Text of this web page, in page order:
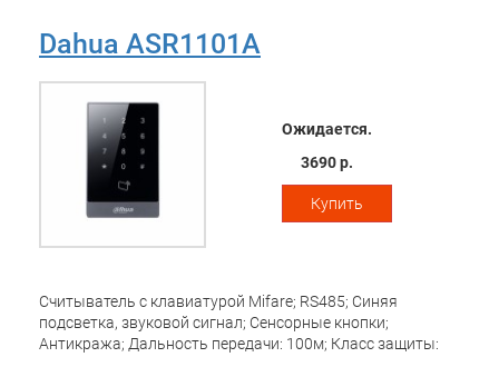
Dahua ASR1101A
Считыватель c клавиатурой Mifare; RS485; Синяя
подсветка, звуковой сигнал; Cенсорные кнопки;
Антикража; Дальность передачи: 100м; Класс защиты:
Ожидается.
3690 р.
Купить